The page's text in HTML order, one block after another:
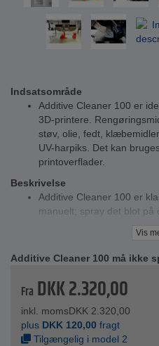
Indsatsområde
Additive Cleaner 100 er
3D-printere.
støv, olie, fedt,
UV-harpiks. Det kan
printoverflader.
Beskrivelse
Additive Cleaner 100 er
manuelt; spray det blot på
vedligeholdelse af 3D-
ved FFF-printning og er
hvilket forlænger levetiden
Additive Cleaner 100
printlejet ved FDM-
og sikre, kræver ingen
reducerede VOC'er.
ml sprøjte, en 20-liters
Vis
Additive Cleaner 100 må ikke
Fra DKK2.320,00
inkl. momsDKK 2.320,00
plus DKK 120,00 fragt
Tilgængelig i model 2